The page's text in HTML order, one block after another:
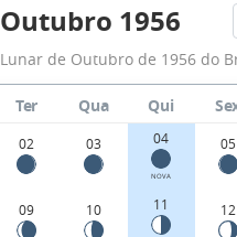
Fases
da
Lua
de
Outubro
1956
Outubro 1956
de Outubro de 1956 do
Ter Qua Qui
02 03 04
NOVA
05
09 10 11 12